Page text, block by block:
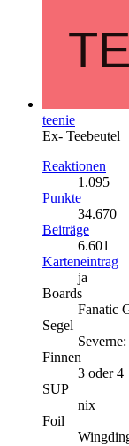
teenie
Ex- Teebeutel
Reaktionen
1.095
Punkte
34.670
Beiträge
6.601
Karteneintrag
ja
Boards
Fanatic
Segel
Finnen
3 oder 4
SUP
nix
Foil